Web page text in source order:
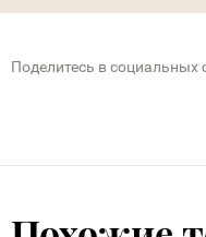
Поделитесь в социальных